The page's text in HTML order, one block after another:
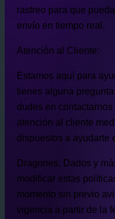
rastreo para que
envío en tiempo real.
Atención al Cliente:
Estamos aquí para
tienes alguna
dudes en
atención al cliente
dispuestos a ayudarte
Dragones, Dados y
modificar estas
momento sin previo
vigencia a partir de la